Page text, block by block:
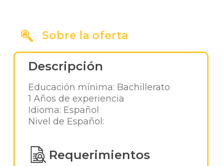
Sobre la oferta
Descripción
Educación mínima: Bachillerato
1 Años de experiencia
Idioma: Español
Nivel de Español:
Requerimientos